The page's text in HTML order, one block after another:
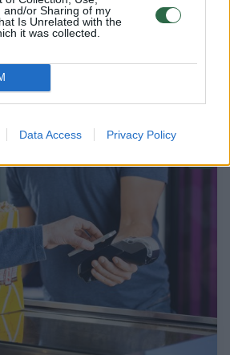
and/or Sharing of my
Is Unrelated with the
it was collected.
Data Access Privacy Policy
naujovių, lietuviai
grynaisiais